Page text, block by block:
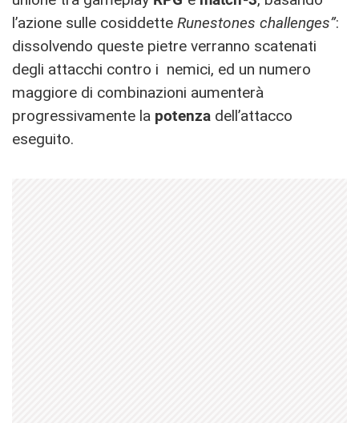
l’azione sulle cosiddette Runestones challenges”:
dissolvendo queste pietre verranno scatenati
degli attacchi contro i nemici, ed un numero
maggiore di combinazioni aumenterà
progressivamente la potenza dell’attacco
eseguito.